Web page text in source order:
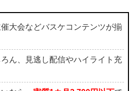
大会などバスケコンテンツが揃
ん、見逃し配信やハイライト充